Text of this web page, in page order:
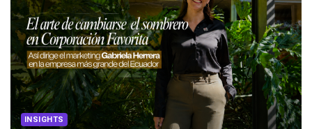
INSIGHTS